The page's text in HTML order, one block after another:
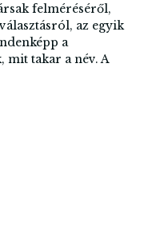
felméréséről,
az egyik
a
mit takar a név. A